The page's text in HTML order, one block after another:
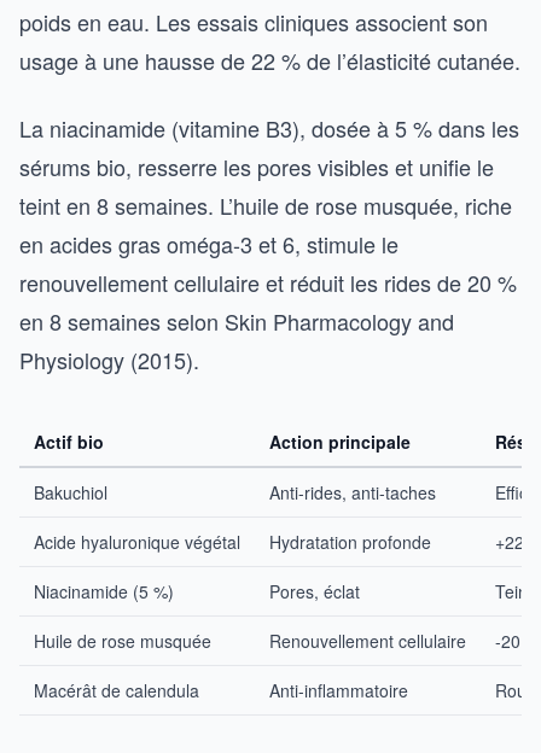
poids en eau. Les essais cliniques associent son
usage à une hausse de 22 % de l’élasticité cutanée.
La niacinamide (vitamine B3), dosée à 5 % dans les
sérums bio, resserre les pores visibles et unifie le
teint en 8 semaines. L’huile de rose musquée, riche
en acides gras oméga-3 et 6, stimule le
renouvellement cellulaire et réduit les rides de 20 %
en 8 semaines selon Skin Pharmacology and
Physiology (2015).
Actif bio Action principale
Bakuchiol Anti-rides, anti-taches
Acide hyaluronique végétal Hydratation profonde +22
Niacinamide (5 %) Pores, éclat Teint
Huile de rose musquée Renouvellement cellulaire -20
Macérât de calendula Anti-inflammatoire